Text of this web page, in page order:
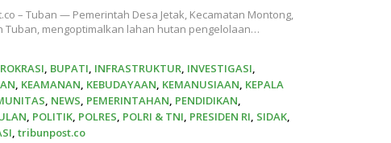
– Tuban — Pemerintah Desa Jetak, Kecamatan Montong,
Tuban, mengoptimalkan lahan hutan pengelolaan…
, BUPATI, INFRASTRUKTUR, INVESTIGASI,
, KEAMANAN, KEBUDAYAAN, KEMANUSIAAN, KEPALA
, NEWS, PEMERINTAHAN, PENDIDIKAN,
, POLITIK, POLRES, POLRI & TNI, PRESIDEN RI, SIDAK,
, tribunpost.co